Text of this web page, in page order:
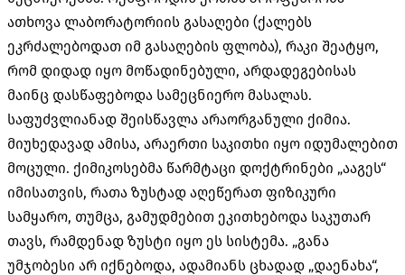
ათხოვა ლაბორატორიის გასაღები (ქალებს
ეკრძალებოდათ იმ გასაღების ფლობა), რაკი შეატყო,
რომ დიდად იყო მოწადინებული, არდადეგებისას
მაინც დასწაფებოდა სამეცნიერო მასალას.
საფუძვლიანად შეისწავლა არაორგანული ქიმია.
მიუხედავად ამისა, არაერთი საკითხი იყო იდუმალებით
მოცული. ქიმიკოსებმა წარმტაცი დოქტრინები „ააგეს“
იმისათვის, რათა ზუსტად აღეწერათ ფიზიკური
სამყარო, თუმცა, გამუდმებით ეკითხებოდა საკუთარ
თავს, რამდენად ზუსტი იყო ეს სისტემა. „განა
უმჯობესი არ იქნებოდა, ადამიანს ცხადად „დაენახა“,